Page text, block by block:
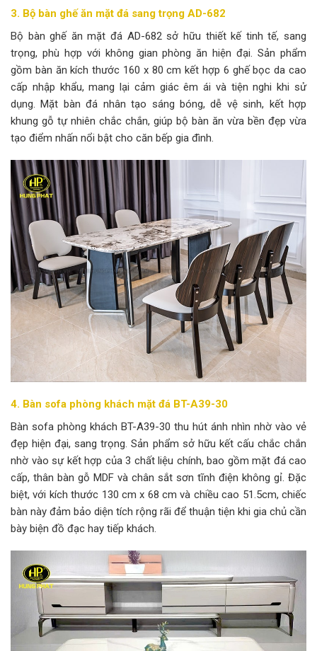
3. Bộ bàn ghế ăn mặt đá sang trọng AD-682
Bộ bàn ghế ăn mặt đá AD-682 sở hữu thiết kế tinh tế, sang
trọng, phù hợp với không gian phòng ăn hiện đại. Sản phẩm
gồm bàn ăn kích thước 160 x 80 cm kết hợp 6 ghế bọc da cao
cấp nhập khẩu, mang lại cảm giác êm ái và tiện nghi khi sử
dụng. Mặt bàn đá nhân tạo sáng bóng, dễ vệ sinh, kết hợp
khung gỗ tự nhiên chắc chắn, giúp bộ bàn ăn vừa bền đẹp vừa
tạo điểm nhấn nổi bật cho căn bếp gia đình.
4. Bàn sofa phòng khách mặt đá BT-A39-30
Bàn sofa phòng khách BT-A39-30 thu hút ánh nhìn nhờ vào vẻ
đẹp hiện đại, sang trọng. Sản phẩm sở hữu kết cấu chắc chắn
nhờ vào sự kết hợp của 3 chất liệu chính, bao gồm mặt đá cao
cấp, thân bàn gỗ MDF và chân sắt sơn tĩnh điện không gỉ. Đặc
biệt, với kích thước 130 cm x 68 cm và chiều cao 51.5cm, chiếc
bàn này đảm bảo diện tích rộng rãi để thuận tiện khi gia chủ cần
bày biện đồ đạc hay tiếp khách.